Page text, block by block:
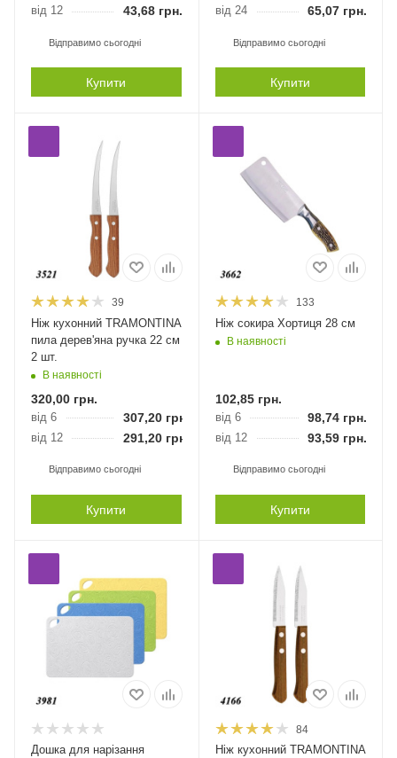
від 12 43,68 грн.
Відправимо сьогодні
Купити
від 24 65,07грн.
Відправимо сьогодні
Купити
39
Ніж кухонний TRAMONTINA
пила дерев'яна ручка 22 см
2 шт.
В наявності
320,00 грн.
від 6 307,20 грн.
від 12 291,20 грн.
Відправимо сьогодні
Купити
133
Ніж сокира Хортиця 28 см
В наявності
102,85грн.
від 6 98,74грн.
від 12 93,59грн.
Відправимо сьогодні
Купити
Дошка для нарізання
84
Ніж кухонний TRAMONTINA